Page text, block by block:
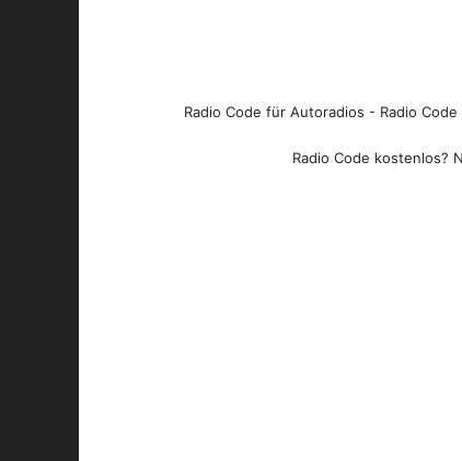
Radio Code für Autoradios - Radio
Radio Code kostenlos?